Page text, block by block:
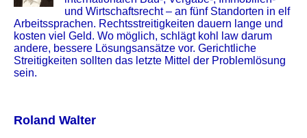
und Wirtschaftsrecht – an fünf Standorten in elf
Arbeitssprachen. Rechtsstreitigkeiten dauern lange und
kosten viel Geld. Wo möglich, schlägt kohl law darum
andere, bessere Lösungsansätze vor. Gerichtliche
Streitigkeiten sollten das letzte Mittel der Problemlösung
sein.
Roland Walter